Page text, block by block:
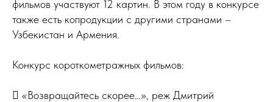
фильмов участвуют 12 картин. В этом году в конкурсе
также есть копродукции с другими странами –
Узбекистан и Армения.
Конкурс короткометражных фильмов:
 «Возвращайтесь скорее…», реж Дмитрий